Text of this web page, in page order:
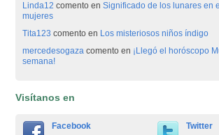
Linda12 comento enSignificado de los lunares en
mujeres
Tita123 comento en Los misteriosos niños índigo
mercedesogaza comento en ¡Llegó el horóscopo
semana!
Visítanos en
Facebook Twitter